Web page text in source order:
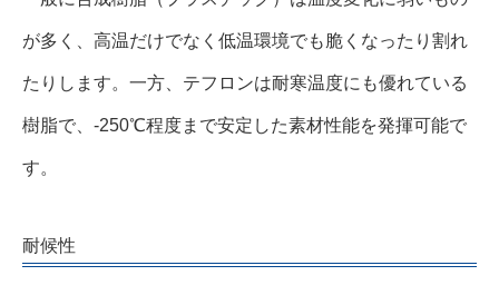
が多く、高温だけでなく低温環境でも脆くなったり割れ
たりします。一方、テフロンは耐寒温度にも優れている
樹脂で、-250℃程度まで安定した素材性能を発揮可能で
す。
耐候性